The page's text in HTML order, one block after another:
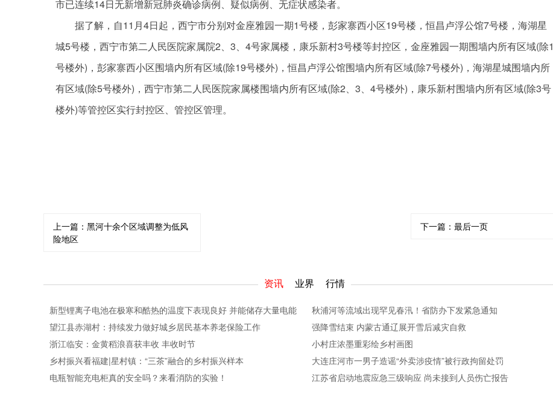
市已连续14日无新增新冠肺炎确诊病例、疑似病例、无症状感染者。
据了解，自11月4日起，西宁市分别对金座雅园一期1号楼，彭家寨西小区19号楼，恒昌卢浮公馆7号楼，海湖星
城5号楼，西宁市第二人民医院家属院2、3、4号家属楼，康乐新村3号楼等封控区，金座雅园一期围墙内所有区域(除1
号楼外)，彭家寨西小区围墙内所有区域(除19号楼外)，恒昌卢浮公馆围墙内所有区域(除7号楼外)，海湖星城围墙内所
有区域(除5号楼外)，西宁市第二人民医院家属楼围墙内所有区域(除2、3、4号楼外)，康乐新村围墙内所有区域(除3号
楼外)等管控区实行封控区、管控区管理。
上一篇： 黑河十余个区域调整为低风
险地区
下一篇： 最后一页
资讯 业界 行情
新型锂离子电池在极寒和酷热的温度下表现良好 并能储存大量电能
秋浦河等流域出现罕见春汛！省防办下发紧急通知
望江县赤湖村：持续发力做好城乡居民基本养老保险工作
强降雪结束 内蒙古通辽展开雪后减灾自救
浙江临安：金黄稻浪喜获丰收 丰收时节
小村庄浓墨重彩绘乡村画图
乡村振兴看福建|星村镇：“三茶”融合的乡村振兴样本
大连庄河市一男子造谣“外卖涉疫情”被行政拘留处罚
电瓶智能充电柜真的安全吗？来看消防的实验！
江苏省启动地震应急三级响应 尚未接到人员伤亡报告